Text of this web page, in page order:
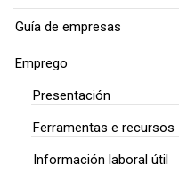
Guía de empresas
Emprego
Presentación
Ferramentas e recursos
Información laboral útil